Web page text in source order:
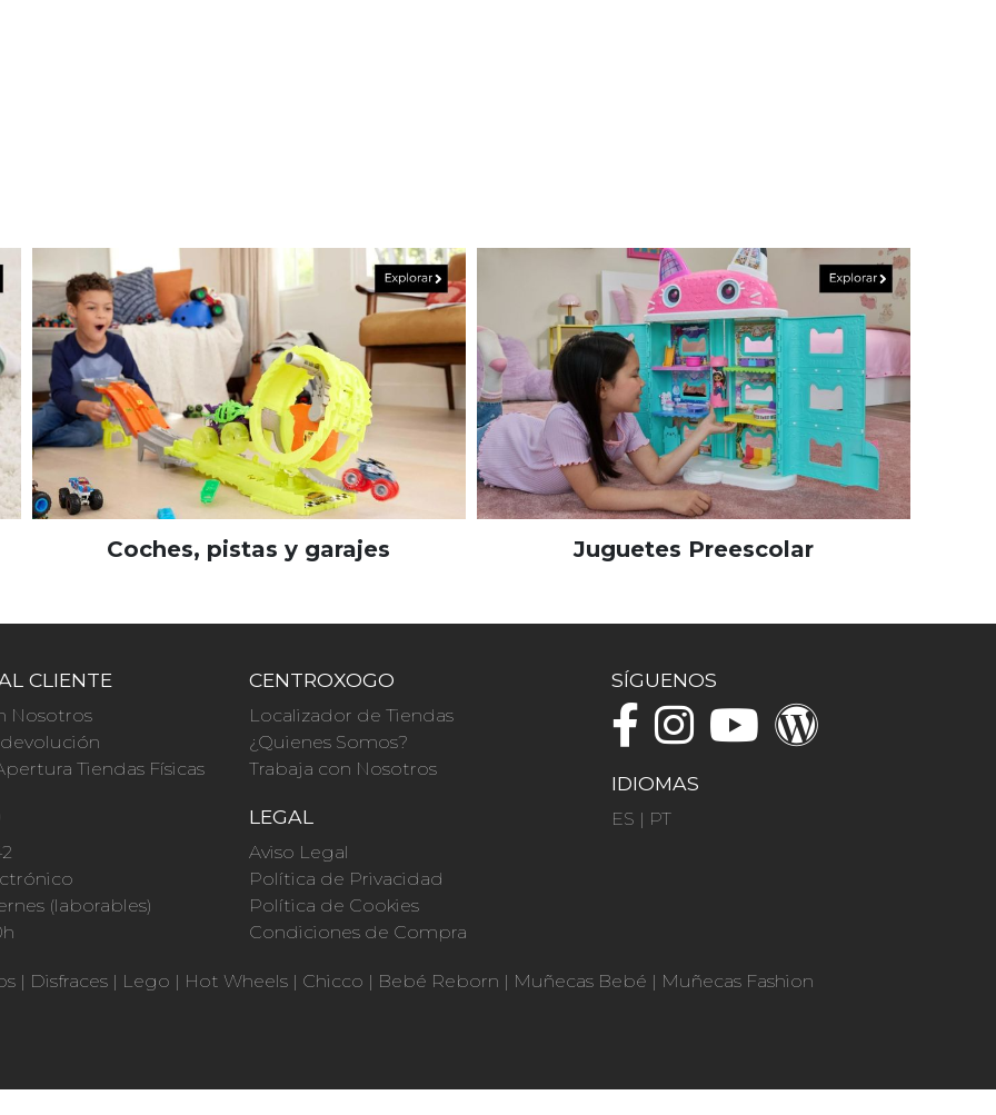
Coches, pistas y garajes Juguetes Preescolar
CLIENTE
Nosotros
Tiendas Físicas
(laborables)
CENTROXOGO
Localizador de Tiendas
¿Quienes Somos?
Trabaja con Nosotros
LEGAL
Aviso Legal
Política de Privacidad
Política de Cookies
Condiciones de Compra
SÍGUENOS
IDIOMAS
ES | PT
| Disfraces | Lego | Hot Wheels | Chicco | Bebé Reborn | Muñecas Bebé | Muñecas Fashion